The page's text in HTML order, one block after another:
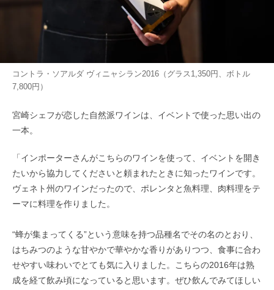
コントラ・ソアルダ ヴィニャシラン2016（グラス1,350円、ボトル
7,800円）
宮崎シェフが恋した自然派ワインは、イベントで使った思い出の
一本。
「インポーターさんがこちらのワインを使って、イベントを開き
たいから協力してくださいと頼まれたときに知ったワインです。
ヴェネト州のワインだったので、ポレンタと魚料理、肉料理をテ
ーマに料理を作りました。
“蜂が集まってくる”という意味を持つ品種名でその名のとおり、
はちみつのような甘やかで華やかな香りがありつつ、食事に合わ
せやすい味わいでとても気に入りました。こちらの2016年は熟
成を経て飲み頃になっていると思います。ぜひ飲んでみてほしい